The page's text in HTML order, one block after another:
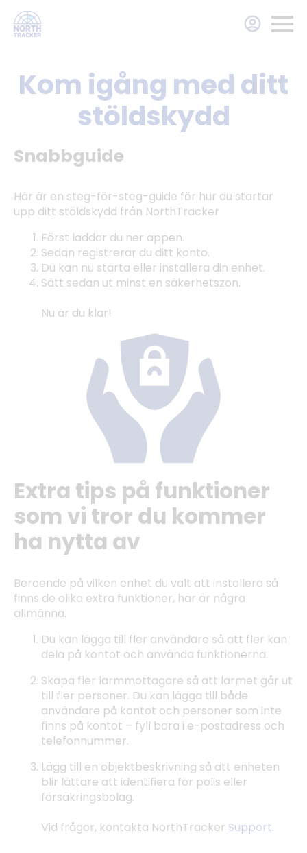
Kom igång med ditt
stöldskydd
Snabbguide
Här är en steg-för-steg-guide för hur du startar
upp ditt stöldskydd från NorthTracker
Först laddar du ner appen.
Sedan registrerar du ditt konto.
Du kan nu starta eller installera din enhet.
Sätt sedan ut minst en säkerhetszon.
Nu är du klar!
Extra tips på funktioner
som vi tror du kommer
ha nytta av
Beroende på vilken enhet du valt att installera så
finns de olika extra funktioner, här är några
allmänna.
Du kan lägga till fler användare så att fler kan
dela på kontot och använda funktionerna.
Skapa fler larmmottagare så att larmet går ut
till fler personer. Du kan lägga till både
användare på kontot och personer som inte
finns på kontot – fyll bara i e-postadress och
telefonnummer.
Lägg till en objektbeskrivning så att enheten
blir lättare att identifiera för polis eller
försäkringsbolag.
Vid frågor, kontakta NorthTracker Support.